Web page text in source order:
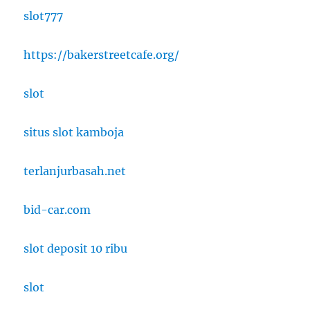
slot777
https://bakerstreetcafe.org/
slot
situs slot kamboja
terlanjurbasah.net
bid-car.com
slot deposit 10 ribu
slot